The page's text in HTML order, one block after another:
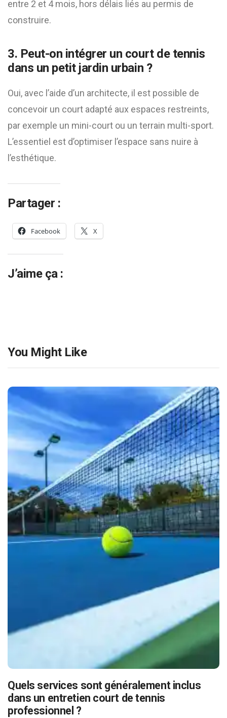
entre 2 et 4 mois, hors délais liés au permis de
construire.
3. Peut-on intégrer un court de tennis
dans un petit jardin urbain ?
Oui, avec l’aide d’un architecte, il est possible de
concevoir un court adapté aux espaces restreints,
par exemple un mini-court ou un terrain multi-sport.
L’essentiel est d’optimiser l’espace sans nuire à
l’esthétique.
Partager :
Facebook X
J’aime ça :
You Might Like
Quels services sont généralement inclus
dans un entretien court de tennis
professionnel ?